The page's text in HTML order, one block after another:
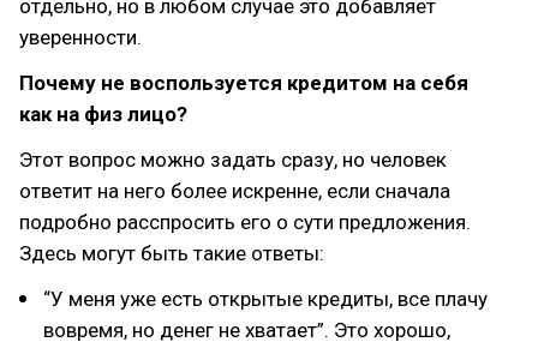
отдельно, но в любом случае это добавляет
уверенности.
Почему не воспользуется кредитом на себя
как на физ лицо?
Этот вопрос можно задать сразу, но человек
ответит на него более искренне, если сначала
подробно расспросить его о сути предложения.
Здесь могут быть такие ответы:
“У меня уже есть открытые кредиты, все плачу
вовремя, но денег не хватает”. Это хорошо,